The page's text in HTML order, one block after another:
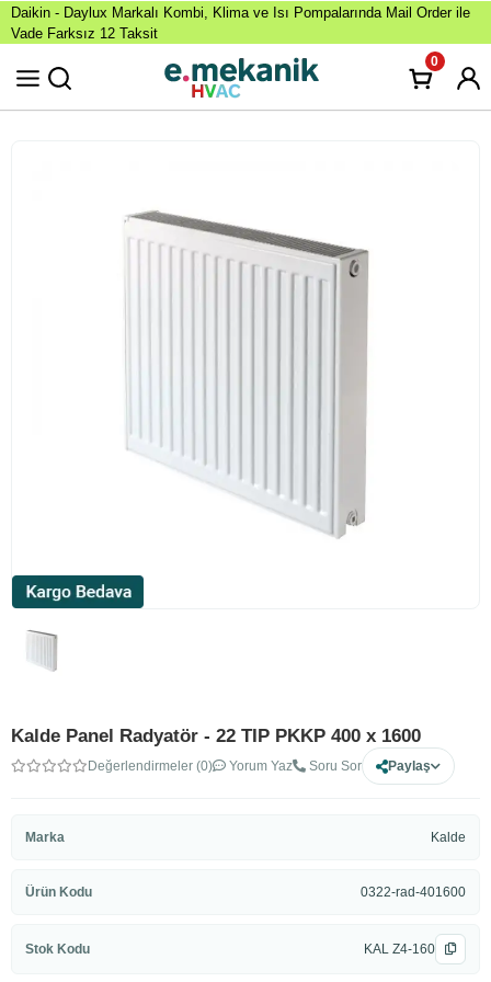
Daikin - Daylux Markalı Kombi, Klima ve Isı Pompalarında Mail Order ile
Vade Farksız 12 Taksit
0
Kalde Panel Radyatör - 22 TIP PKKP 400 x 1600
Değerlendirmeler (0) Yorum Yaz Soru Sor Paylaş
Marka Kalde
Ürün Kodu 0322-rad-401600
Stok Kodu KAL Z4-160